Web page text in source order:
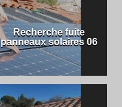
Recherche fuite
panneaux solaires 06